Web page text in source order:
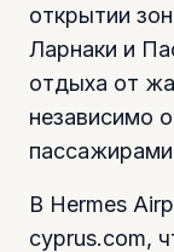
открытии
Ларнаки и
отдыха от
независимо
пассажирами
В Hermes
cyprus.com,